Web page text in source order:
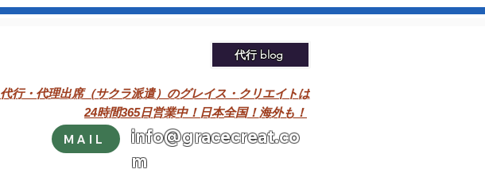
代行 blog
24時間365日営業中！日本全国！海外も！
代行・代理出席（サクラ派遣）のグレイス・クリエイトは
MAIL
info@gracecreat.co
m